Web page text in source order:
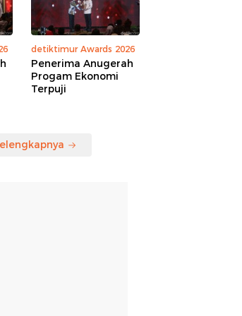
detiktimur Awards 2026
Penerima Anugerah
Progam Ekonomi
Terpuji